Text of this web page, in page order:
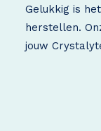
Gelukkig is
herstellen.
jouw